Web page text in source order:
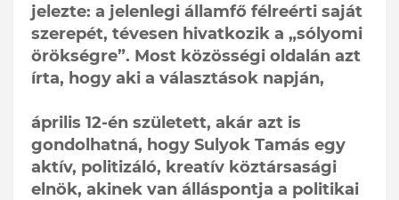
jelezte: a jelenlegi államfő félreérti saját
szerepét, tévesen hivatkozik a „sólyomi
örökségre”. Most közösségi oldalán azt
írta, hogy aki a választások napján,
április 12-én született, akár azt is
gondolhatná, hogy Sulyok Tamás egy
aktív, politizáló, kreatív köztársasági
elnök, akinek van álláspontja a politikai